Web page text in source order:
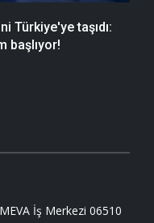
Türkiye'ye taşıdı:
başlıyor!
İş Merkezi 06510